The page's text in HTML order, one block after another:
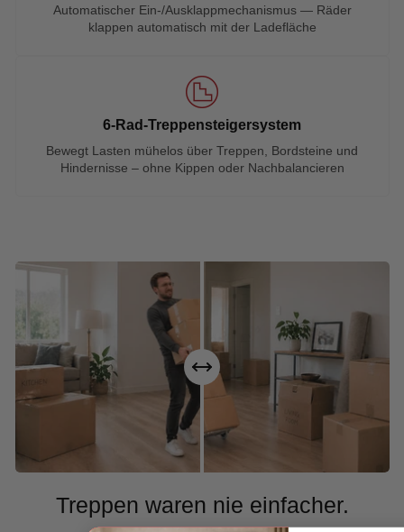
Automatischer Ein-/Ausklappmechanismus — Räder
klappen automatisch mit der Ladefläche
6-Rad-Treppensteigersystem
Bewegt Lasten mühelos über Treppen, Bordsteine und
Hindernisse – ohne Kippen oder Nachbalancieren
Treppen waren nie einfacher.